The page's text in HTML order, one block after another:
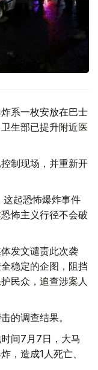
系一枚安放在巴士
生部已提升附近医
制现场，并重新开
这起恐怖爆炸事件
怖主义行径不会破
发文谴责此次袭
稳定的企图，阻挡
民众，追查涉案人
的调查结果。
间7月7日，大马
，造成1人死亡、